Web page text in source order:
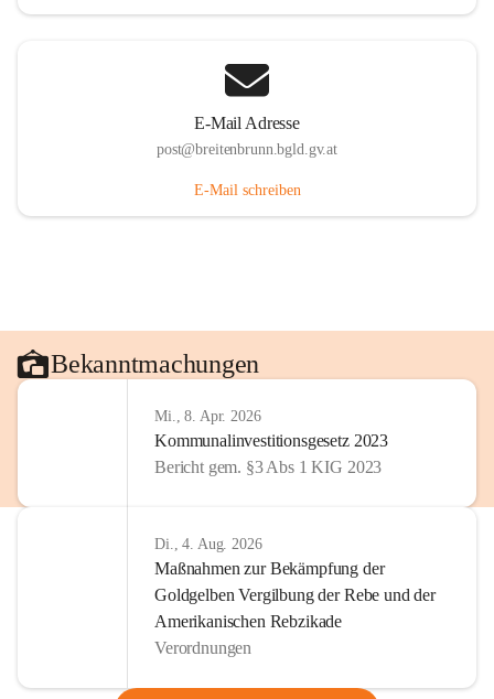
E-Mail Adresse
post@breitenbrunn.bgld.gv.at
E-Mail schreiben
Bekanntmachungen
Mi., 8. Apr. 2026
Kommunalinvestitionsgesetz 2023
Bericht gem. §3 Abs 1 KIG 2023
Di., 4. Aug. 2026
Maßnahmen zur Bekämpfung der
Goldgelben Vergilbung der Rebe und der
Amerikanischen Rebzikade
Verordnungen